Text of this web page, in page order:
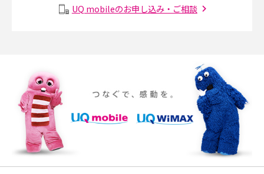
メッシュWi-Fiとは？仕組みやメリット・デメリット、中継機との違いを解
ポケット型Wi-Fiをレンタルするメリットとは？選び方や向いている方の特
徴も紹介
持ち運びできるポケット型Wi-Fiのおススメの選び方は？メリット・デメリ
ットも紹介
ポケット型Wi-Fiはクレカなしでも利用できる？口座振替の方法や注意点も
UQ mobileのお申し込み・ご相談